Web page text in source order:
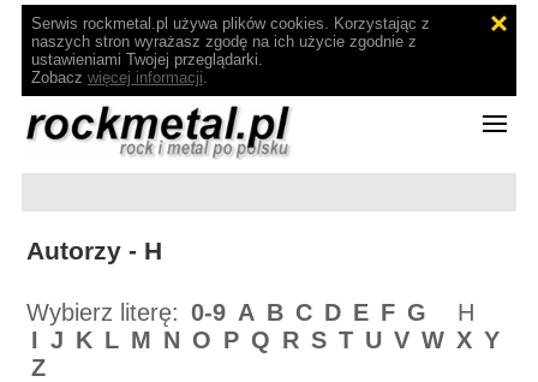
Serwis rockmetal.pl używa plików cookies. Korzystając z
naszych stron wyrażasz zgodę na ich użycie zgodnie z
ustawieniami Twojej przeglądarki.
Zobacz więcej informacji.
Autorzy - H
Wybierz literę: 0-9 A B C D E F G
H
I J K L M N O P Q R S T U V W X Y
Z